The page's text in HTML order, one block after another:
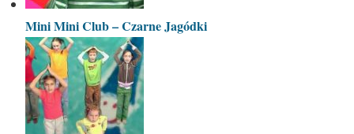
Mini Mini Club – Czarne Jagódki